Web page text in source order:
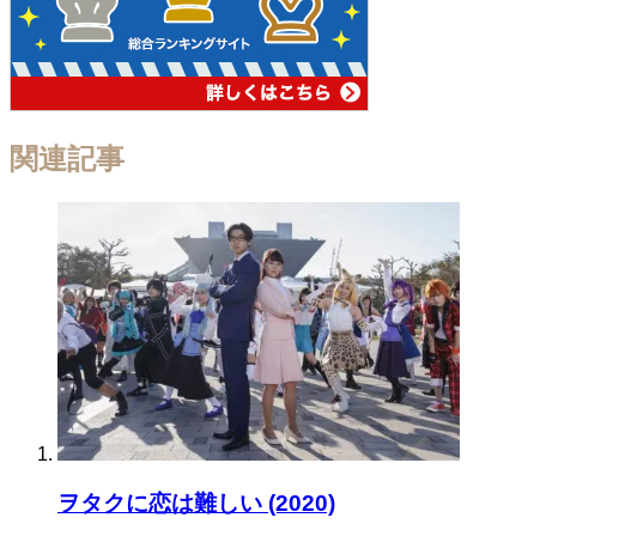
関連記事
ヲタクに恋は難しい (2020)